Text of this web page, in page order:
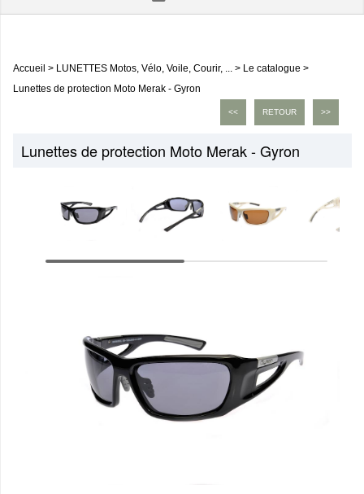
Accueil > LUNETTES Motos, Vélo, Voile, Courir, ... > Le catalogue >
Lunettes de protection Moto Merak - Gyron
>>
RETOUR
<<
Lunettes de protection Moto Merak - Gyron